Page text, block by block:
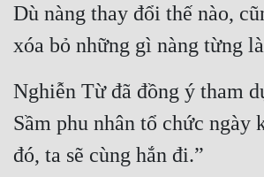
Dù nàng thay đổi thế nào,
xóa bỏ những gì nàng từng
Nghiễn Từ đã đồng ý tham
Sầm phu nhân tổ chức ngày
đó, ta sẽ cùng hắn đi.”